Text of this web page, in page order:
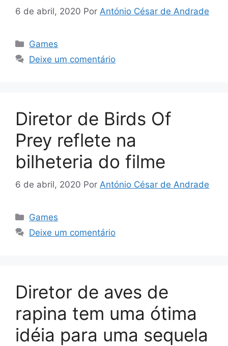
6 de abril, 2020 Por António César de Andrade
Categorias
Games
Deixe um comentário
Diretor de Birds Of
Prey reflete na
bilheteria do filme
6 de abril, 2020 Por António César de Andrade
Categorias
Games
Deixe um comentário
Diretor de aves de
rapina tem uma ótima
idéia para uma sequela